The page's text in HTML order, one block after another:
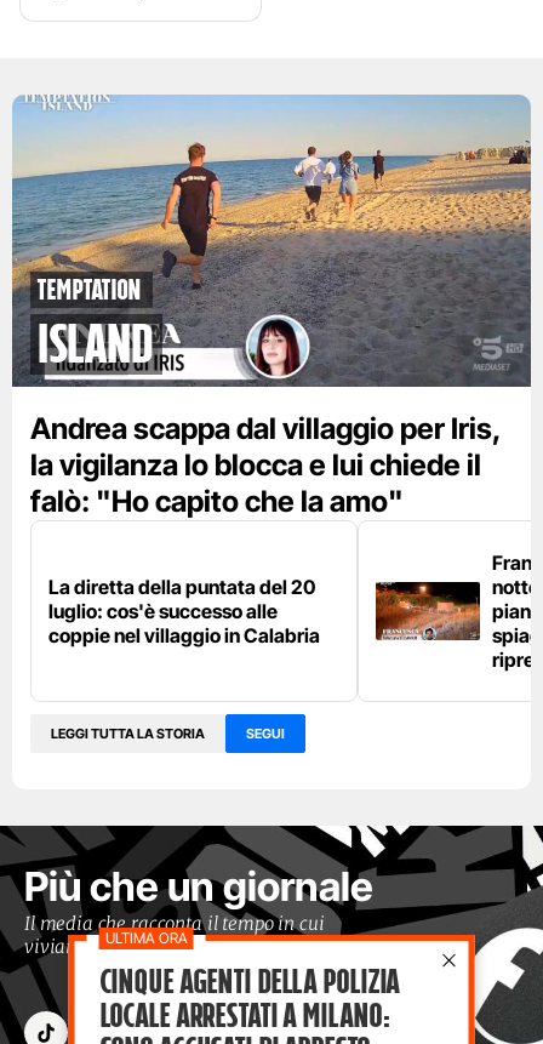
Temptation
island
Andrea scappa dal villaggio per Iris,
la vigilanza lo blocca e lui chiede il
falò: "Ho capito che la amo"
La diretta della puntata del 20
luglio: cos'è successo alle
coppie nel villaggio in Calabria
LEGGI TUTTA LA STORIA SEGUI
Più che un giornale
Il media che racconta il tempo in cui
viviamo con occhi moderni
Cinque agenti della polizia
locale arrestati a Milano: